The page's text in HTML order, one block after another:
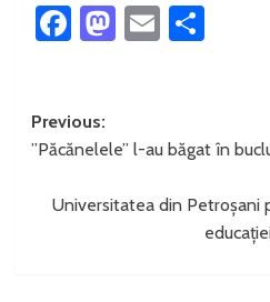
Facebook
Mastodon
Email
Post
navigation
Previous:
”Păcănelele” l-au băgat în
Universitatea din Petroșani